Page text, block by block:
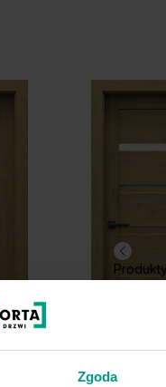
Zgoda